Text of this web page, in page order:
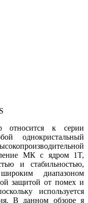
относится к серии
однокристальный
МК с ядром 1T,
и стабильностью,
диапазоном
защитой от помех и
используется
В данном обзоре я